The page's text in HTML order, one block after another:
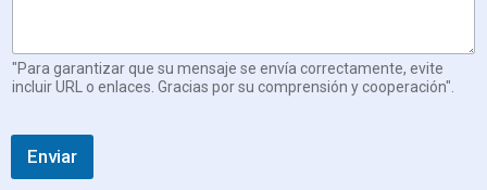
"Para garantizar que su mensaje se envía correctamente, evite
incluir URL o enlaces. Gracias por su comprensión y cooperación".
Enviar